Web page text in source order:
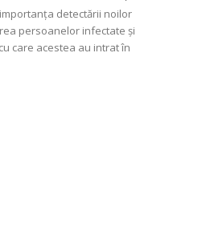
detectării noilor
persoanelor infectate și
care acestea au intrat în